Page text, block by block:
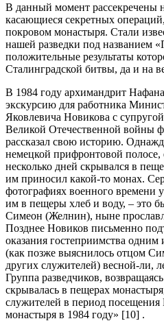
В данный момент рассекречены
касающиеся секретных
покровом монастыря. Стали
нашей разведки под названием
положительные результаты
Сталинградской битвы, да и на
В 1984 году архимандрит
экскурсию для работника
Яковлевича Новикова с
Великой Отечественной войны
рассказал свою историю.
немецкой прифронтовой полосе,
несколько дней скрывался в
им приносил какой-то монах.
фотографиях военного времени
им в пещеры хлеб и воду, – это
Симеон (Желнин), ныне
Позднее Новиков письменно
оказания гостеприимства
(как позже выяснилось отцом
других служителей) весной-ли,
Группа разведчиков,
скрывалась в пещерах
служителей в период посещения
монастыря в 1984 году» [10] .